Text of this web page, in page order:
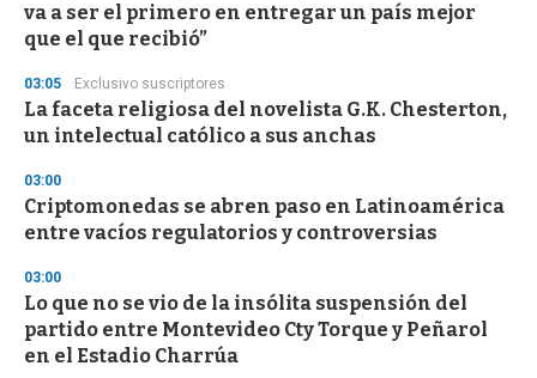
va a ser el primero en entregar un país mejor
que el que recibió”
03:05 Exclusivo suscriptores
La faceta religiosa del novelista G.K. Chesterton,
un intelectual católico a sus anchas
03:00
Criptomonedas se abren paso en Latinoamérica
entre vacíos regulatorios y controversias
03:00
Lo que no se vio de la insólita suspensión del
partido entre Montevideo Cty Torque y Peñarol
en el Estadio Charrúa